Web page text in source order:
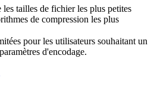
les tailles de fichier les plus petites
de compression les plus
pour les utilisateurs souhaitant un
d'encodage.